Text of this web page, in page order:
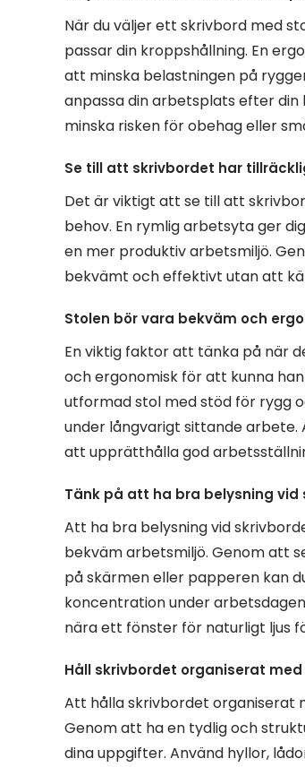
När du väljer ett skrivbord med
passar din kroppshållning. En
att minska belastningen på
anpassa din arbetsplats efter
minska risken för obehag eller
Se till att skrivbordet har
Det är viktigt att se till att
behov. En rymlig arbetsyta ger
en mer produktiv arbetsmiljö.
bekvämt och effektivt utan att
Stolen bör vara bekväm och
En viktig faktor att tänka på när
och ergonomisk för att kunna
utformad stol med stöd för rygg
under långvarigt sittande
att upprätthålla god
Tänk på att ha bra belysning
Att ha bra belysning vid
bekväm arbetsmiljö. Genom att
på skärmen eller papperen kan
koncentration under
nära ett fönster för naturligt ljus
Håll skrivbordet organiserat
Att hålla skrivbordet organiserat
Genom att ha en tydlig och
dina uppgifter. Använd hyllor,